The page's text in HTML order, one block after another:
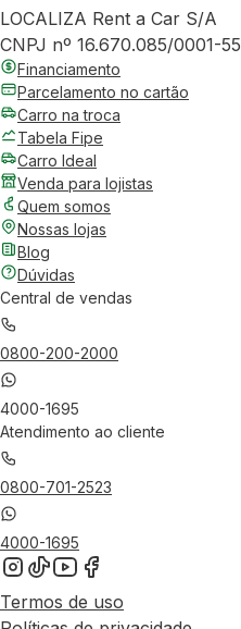
LOCALIZA Rent a Car S/A
CNPJ nº 16.670.085/0001-55
Financiamento
Parcelamento no cartão
Carro na troca
Tabela Fipe
Carro Ideal
Venda para lojistas
Quem somos
Nossas lojas
Blog
Dúvidas
Central de vendas
0800-200-2000
4000-1695
Atendimento ao cliente
0800-701-2523
4000-1695
Termos de uso